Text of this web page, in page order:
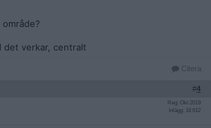
det verkar, centralt
Citera
#4
Reg: Okt 2019
Inlägg: 18 612